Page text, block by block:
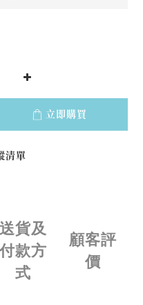
立即購買
清單
送貨及
付款方
式
顧客評
價